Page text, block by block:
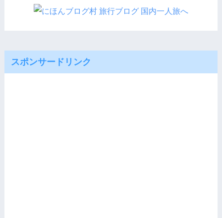
スポンサードリンク